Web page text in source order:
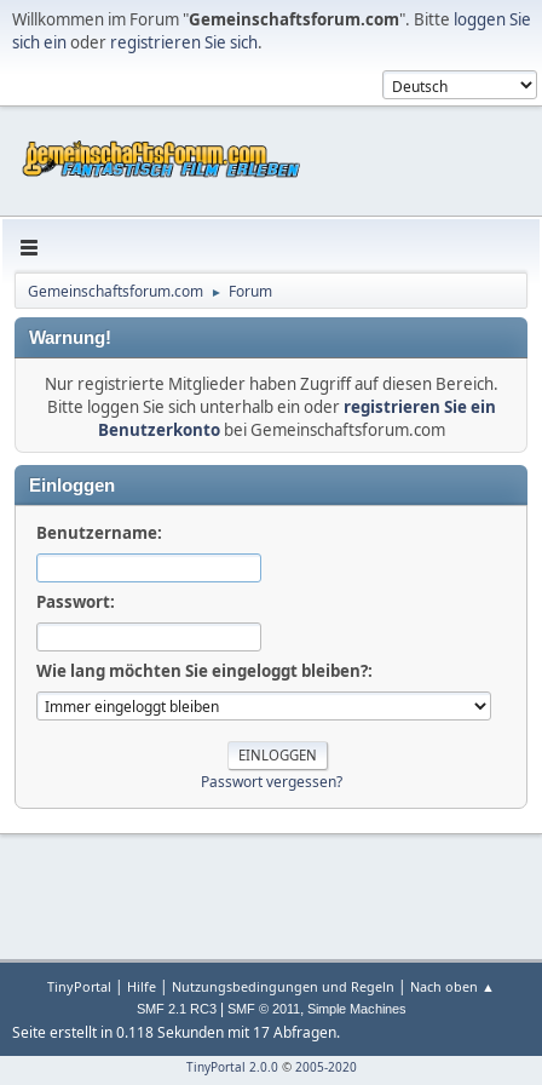
Willkommen im Forum "Gemeinschaftsforum.com". Bitte loggen Sie
sich einoder registrieren Sie sich.
Gemeinschaftsforum.com ► Forum
Warnung!
Nur registrierte Mitglieder haben Zugriff auf diesen Bereich.
Bitte loggen Sie sich unterhalb ein oder registrieren Sie ein
Benutzerkontobei Gemeinschaftsforum.com
Einloggen
Benutzername:
Passwort:
Wie lang möchten Sie eingeloggt bleiben?:
Passwort vergessen?
TinyPortal | Hilfe | Nutzungsbedingungen und Regeln | Nach oben ▲
SMF 2.1 RC3| SMF © 2011, Simple Machines
Seite erstellt in 0.118 Sekunden mit 17 Abfragen.
TinyPortal 2.0.0© 2005-2020